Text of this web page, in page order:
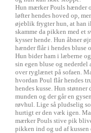
Hun mærker Pouls hænder
løfter hendes hoved op,
øjeblik frygter hun, at han
skamme da pikken med et
kysser hende. Hun åbner
hænder flår i hendes bluse
Hun bider ham i læberne
sin egen bluse og nederdel
over ryglænet på sofaen.
hvordan Poul flår hendes
hendes kusse. Hun
munden og der går en
røvhul. Lige så pludselig
hurtigt er den væk igen.
mærker Pouls stive pik
pikken ind og ud af